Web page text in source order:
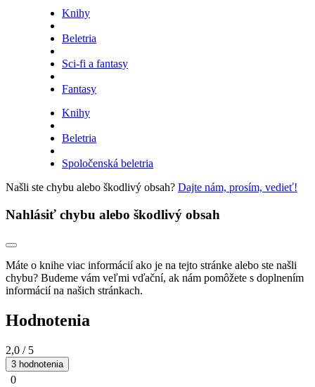
Knihy
Beletria
Sci-fi a fantasy
Fantasy
Knihy
Beletria
Spoločenská beletria
Našli ste chybu alebo škodlivý obsah? Dajte nám, prosím, vedieť!
Nahlásiť chybu alebo škodlivý obsah
Máte o knihe viac informácií ako je na tejto stránke alebo ste našli
chybu? Budeme vám veľmi vďační, ak nám pomôžete s doplnením
informácií na našich stránkach.
Hodnotenia
2,0 / 5
3 hodnotenia
0